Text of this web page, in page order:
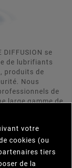
DIFFUSION se
de lubrifiants
produits de
Nous
de
large gamme de
se positionne
à trouver
et le
notre
contacter.
votre
cookies (ou
tiers
de la